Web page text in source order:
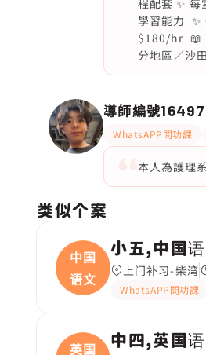
程配套 ✨
學習能力 ✨
$180/hr 📖
分地區／沙
導師編號
WhatsAPP問功課
本人為護理
类似个案
中国
语文
小五,中国
上门补习-柴湾
WhatsAPP問功課
英国 中四,英国